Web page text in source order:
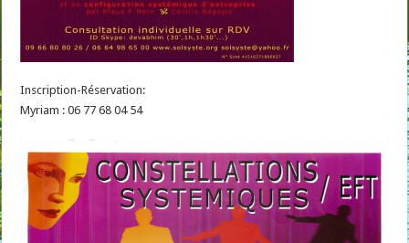
Inscription-Réservation:
Myriam : 06 77 68 04 54